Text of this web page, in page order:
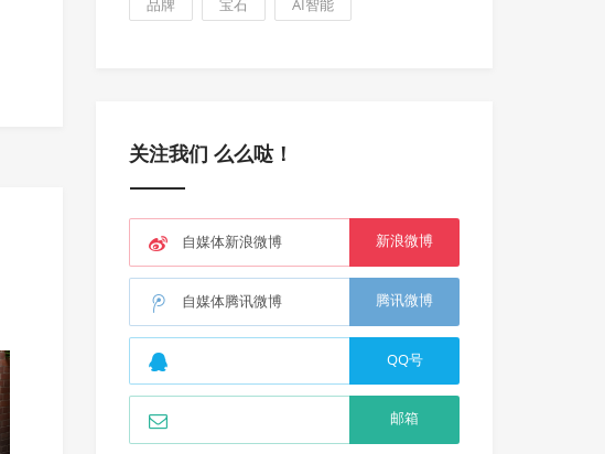
品牌 宝石 AI智能
关注我们 么么哒！
自媒体新浪微博 新浪微博
自媒体腾讯微博 腾讯微博
QQ号
邮箱